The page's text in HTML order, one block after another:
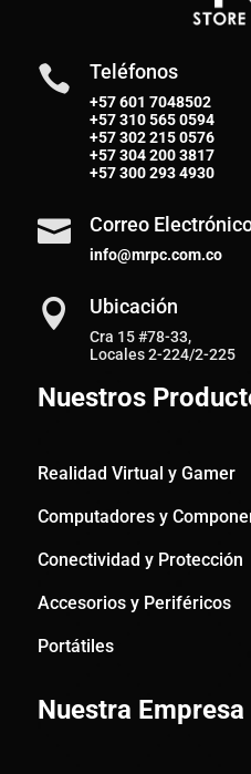
 Teléfonos
+57 601 7048502
+57310 565 0594
+57302 215 0576
+57304 200 3817
+57300 293 4930
 Correo
info@mrpc.com.co
 Ubicación
Cra 15 #78-33,
Locales 2-224/2-225
Nuestros
Realidad Virtual y Gamer
Computadores y
Conectividad y Protección
Accesorios y Periféricos
Portátiles
Nuestra Empresa